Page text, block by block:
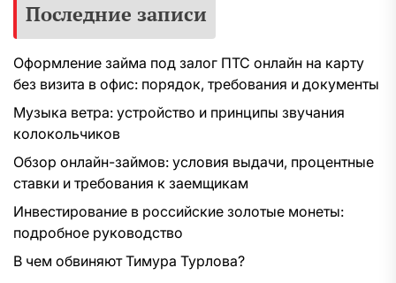
Последние записи
Оформление займа под залог ПТС онлайн на карту
без визита в офис: порядок, требования и документы
Музыка ветра: устройство и принципы звучания
колокольчиков
Обзор онлайн-займов: условия выдачи, процентные
ставки и требования к заемщикам
Инвестирование в российские золотые монеты:
подробное руководство
В чем обвиняют Тимура Турлова?